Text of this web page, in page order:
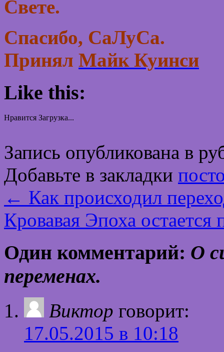
Свете.
Спасибо, СаЛуСа.
Принял Майк Куинси
Like this:
Нравится Загрузка...
Запись опубликована в
Добавьте в закладки
← Как происходил
Кровавая Эпоха
Один комментарий: О
переменах.
Виктор говорит:
17.05.2015 в 10:18